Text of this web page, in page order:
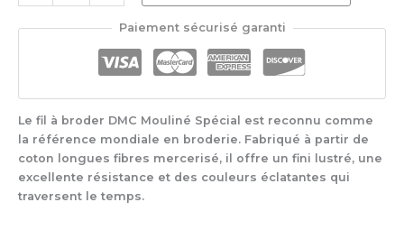
117
Mouliné
6
Brins
(700-
799)
Paiement sécurisé garanti
Le fil à broder DMC Mouliné Spécial est reconnu comme
la référence mondiale en broderie. Fabriqué à partir de
coton longues fibres mercerisé, il offre un fini lustré, une
excellente résistance et des couleurs éclatantes qui
traversent le temps.